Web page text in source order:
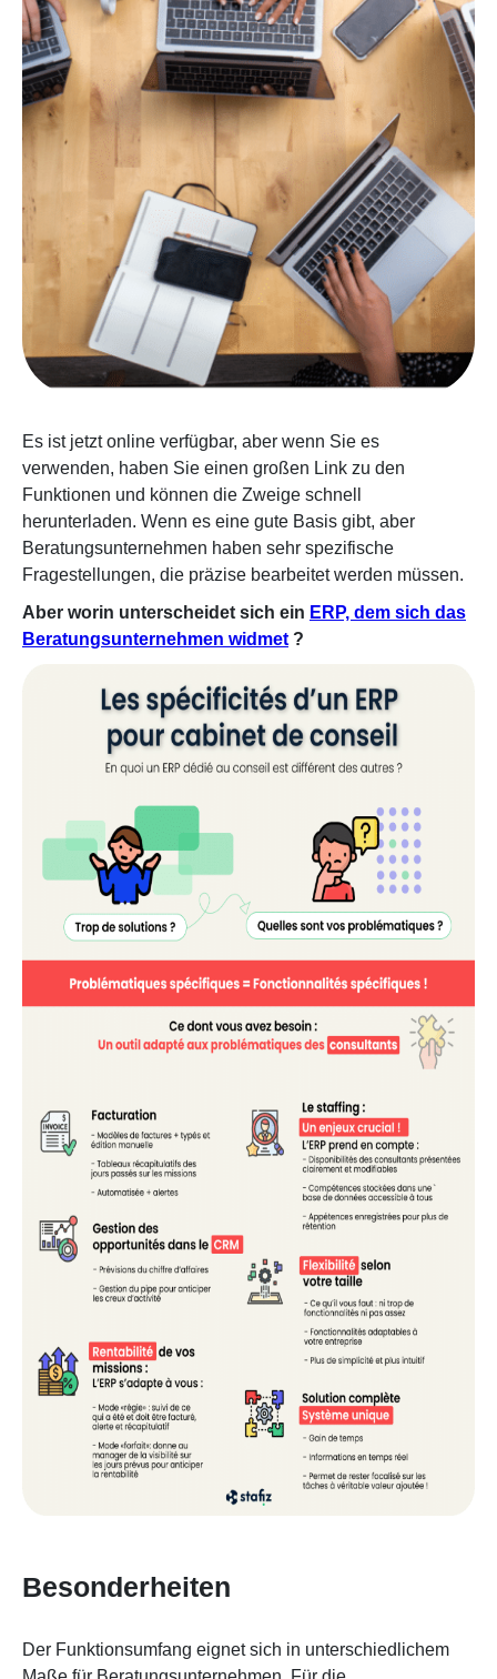
Es ist jetzt online verfügbar, aber wenn Sie es
verwenden, haben Sie einen großen Link zu den
Funktionen und können die Zweige schnell
herunterladen. Wenn es eine gute Basis gibt, aber
Beratungsunternehmen haben sehr spezifische
Fragestellungen, die präzise bearbeitet werden müssen.
Aber worin unterscheidet sich ein ERP, dem sich das
Beratungsunternehmen widmet ?
Besonderheiten
Der Funktionsumfang eignet sich in unterschiedlichem